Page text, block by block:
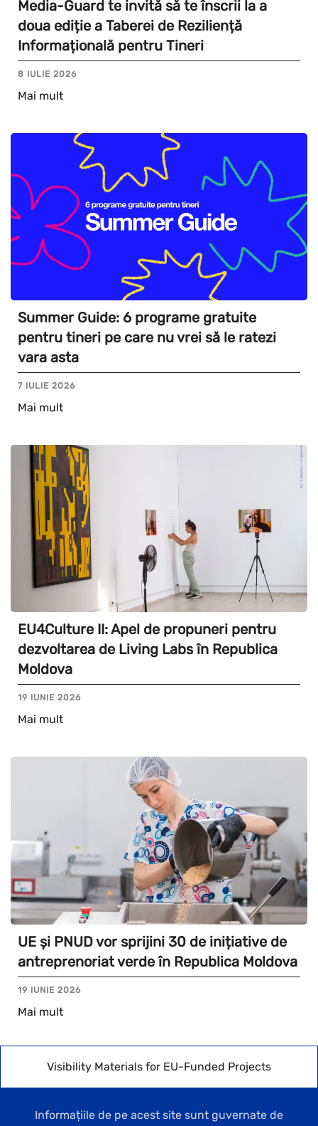
Media-Guard te invită să te înscrii la a
doua ediție a Taberei de Reziliență
Informațională pentru Tineri
8 IULIE 2026
Mai mult
Summer Guide: 6 programe gratuite
pentru tineri pe care nu vrei să le ratezi
vara asta
7 IULIE 2026
Mai mult
EU4Culture II: Apel de propuneri pentru
dezvoltarea de Living Labs în Republica
Moldova
19 IUNIE 2026
Mai mult
UE și PNUD vor sprijini 30 de inițiative de
antreprenoriat verde în Republica Moldova
19 IUNIE 2026
Mai mult
Visibility Materials for EU-Funded Projects
Informațiile de pe acest site sunt guvernate de